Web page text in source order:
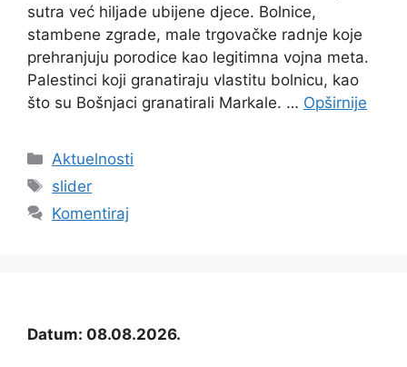
sutra već hiljade ubijene djece. Bolnice,
stambene zgrade, male trgovačke radnje koje
prehranjuju porodice kao legitimna vojna meta.
Palestinci koji granatiraju vlastitu bolnicu, kao
što su Bošnjaci granatirali Markale. … Opširnije
Kategorije
Aktuelnosti
Oznake
slider
Komentiraj
Datum: 08.08.2026.